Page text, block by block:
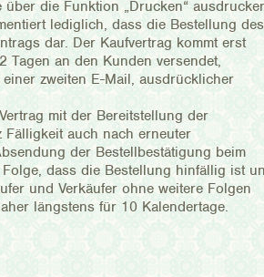
die Funktion „Drucken“
lediglich, dass die Bestellung des
dar. Der Kaufvertrag kommt erst
Tagen an den Kunden versendet,
zweiten E-Mail, ausdrücklicher
mit der Bereitstellung der
auch nach erneuter
der Bestellbestätigung beim
dass die Bestellung hinfällig ist
und Verkäufer ohne weitere Folgen
längstens für 10 Kalendertage.